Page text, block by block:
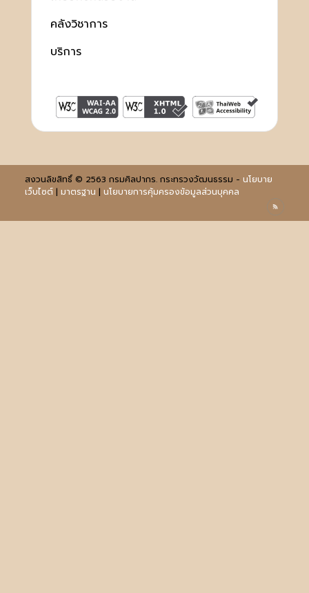
คลังวิชาการ
บริการ
สงวนลิขสิทธิ์ © 2563 กรมศิลปากร. กระทรวงวัฒนธรรม - นโยบาย
เว็บไซต์| มาตรฐาน | นโยบายการคุ้มครองข้อมูลส่วนบุคคล